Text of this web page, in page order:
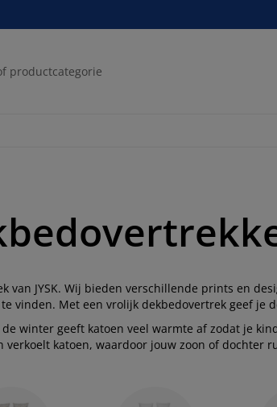
van JYSK. Wij bieden verschillende prints en
vinden. Met een vrolijk dekbedovertrek geef je
winter geeft katoen veel warmte af zodat je
katoen, waardoor jouw zoon of dochter